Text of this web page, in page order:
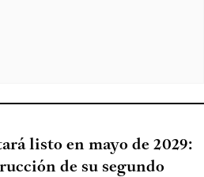
listo en mayo de 2029:
de su segundo